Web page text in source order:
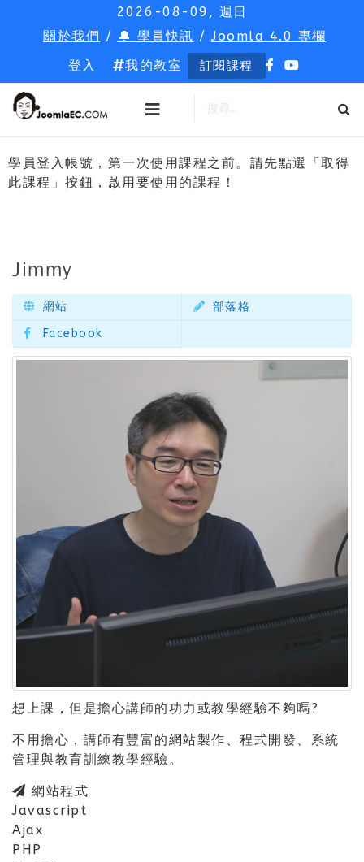
2026-08-09, 週日
關於我們 / 🔔 學員快訊 /Joomla 4.0 專欄
登入
我的教室 訂閱課程
學員登入帳號，第一次使用課程之前。請先點選「取得
此課程」按鈕，啟用要使用的課程！
Jimmy
網站
部落格
Facebook
想上課，但是擔心講師的功力或教學經驗不夠嗎?
不用擔心，講師有豐富的網站製作、程式開發、系統
管理與教育訓練教學經驗。
網站程式
Javascript
Ajax
PHP